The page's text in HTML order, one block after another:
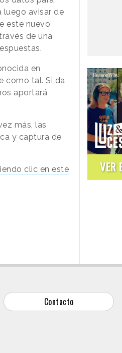
luego avisar de
este nuevo
de una
en
como tal. Si da
aportará
más, las
y captura de
clic en este
VER
Contacto